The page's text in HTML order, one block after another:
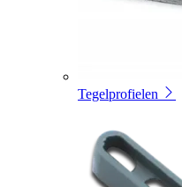
Tegelprofielen